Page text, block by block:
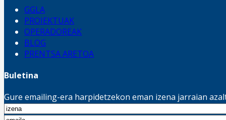
GGLA
PROIEKTUAK
OPERADOREAK
BLOG
PRENTSA ARETOA
Buletina
Gure emailing-era harpidetzekon eman izena jarraian